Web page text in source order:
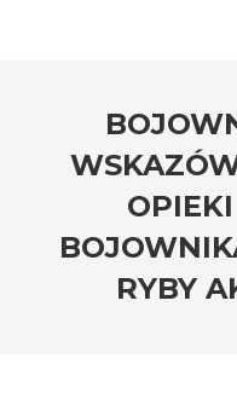
RYBY